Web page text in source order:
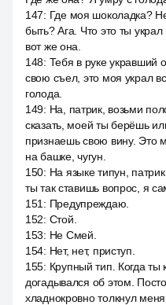
147: Где моя шоколадка?
быть? Ага. Что это ты
вот же она.
148: Тебя в руке укравший
свою съел, это моя украл
голода.
149: На, патрик, возьми
сказать, моей ты берёшь
признаешь свою вину. Это
на башке, чугун.
150: На языке типун,
ты так ставишь вопрос, я
151 : Предупреждаю.
152: Стой.
153: Не Смей.
154: Нет, нет, приступ.
155: Крупный тип. Когда ты
догадывался об этом.
хладнокровно толкнул